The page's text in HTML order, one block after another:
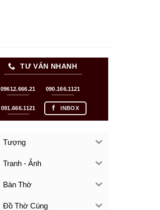
TƯ VẤN NHANH
09612.666.21 090.166.1121
091.666.1121 INBOX
Tượng
Tranh - Ảnh
Bàn Thờ
Đồ Thờ Cúng